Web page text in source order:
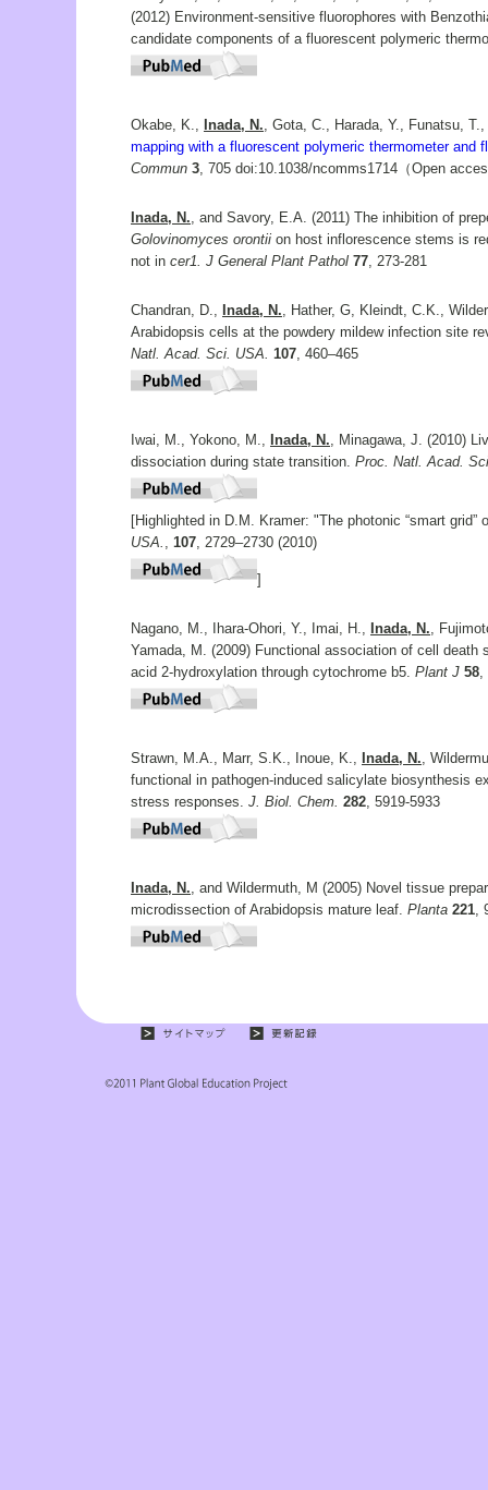
(2012) Environment-sensitive fluorophores with
candidate components of a fluorescent polymeric
Okabe, K., Inada, N., Gota, C., Harada, Y., Funatsu,
mapping with a fluorescent polymeric thermometer
Commun 3, 705 doi:10.1038/ncomms1714（Open
Inada, N., and Savory, E.A. (2011) The inhibition of
Golovinomyces orontii on host inflorescence stems is
not in cer1. J General Plant Pathol 77, 273-281
Chandran, D., Inada, N., Hather, G, Kleindt, C.K.,
Arabidopsis cells at the powdery mildew infection site
Natl. Acad. Sci. USA. 107, 460–465
Iwai, M., Yokono, M., Inada, N., Minagawa, J. (2010)
dissociation during state transition. Proc. Natl. Acad.
[Highlighted in D.M. Kramer: "The photonic “smart
USA. , 107, 2729–2730 (2010)
Nagano, M., Ihara-Ohori, Y., Imai, H., Inada, N.,
Yamada, M. (2009) Functional association of cell
acid 2-hydroxylation through cytochrome b5. Plant J 58,
Strawn, M.A., Marr, S.K., Inoue, K., Inada, N.,
functional in pathogen-induced salicylate biosynthesis
stress responses. J. Biol. Chem. 282, 5919-5933
Inada, N., and Wildermuth, M (2005) Novel tissue
microdissection of Arabidopsis mature leaf. Planta 221,